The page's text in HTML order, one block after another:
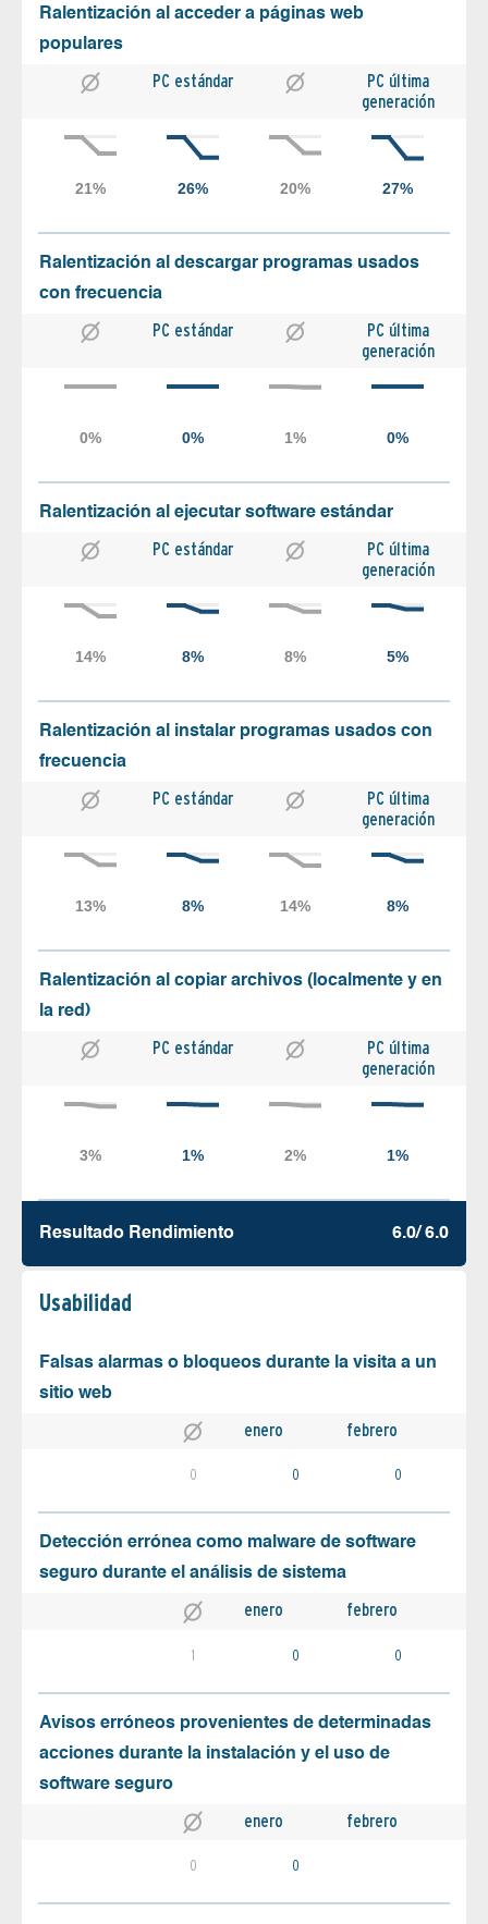
Ralentización al acceder a páginas web
populares
PC estándar
PC última
generación
Ralentización al descargar programas usados
con frecuencia
PC estándar
PC última
generación
Ralentización al ejecutar software estándar
PC estándar
PC última
generación
Ralentización al instalar programas usados con
frecuencia
PC estándar
PC última
generación
Ralentización al copiar archivos (localmente y en
la red)
PC estándar
PC última
generación
Resultado Rendimiento 6.0/ 6.0
Usabilidad
Falsas alarmas o bloqueos durante la visita a un
sitio web
enero febrero
0 0 0
Detección errónea como malware de software
seguro durante el análisis de sistema
enero febrero
1 0 0
Avisos erróneos provenientes de determinadas
acciones durante la instalación y el uso de
software seguro
enero febrero
0 0